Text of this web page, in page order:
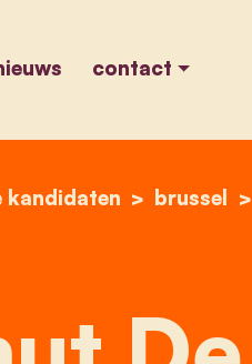
contact
home
kandidaten brussel
helmut de